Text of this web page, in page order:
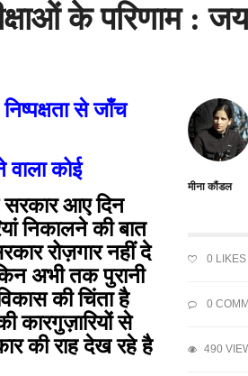
के परिणाम :
मीना कौंडल
0 LIKES
0
490
से जाँच
कोई
सरकार आए दिन
निकालने की बात
रोज़गार नहीं दे
अभी तक पुरानी
की चिंता है
कारगुज़ारियों से
की राह देख रहे है